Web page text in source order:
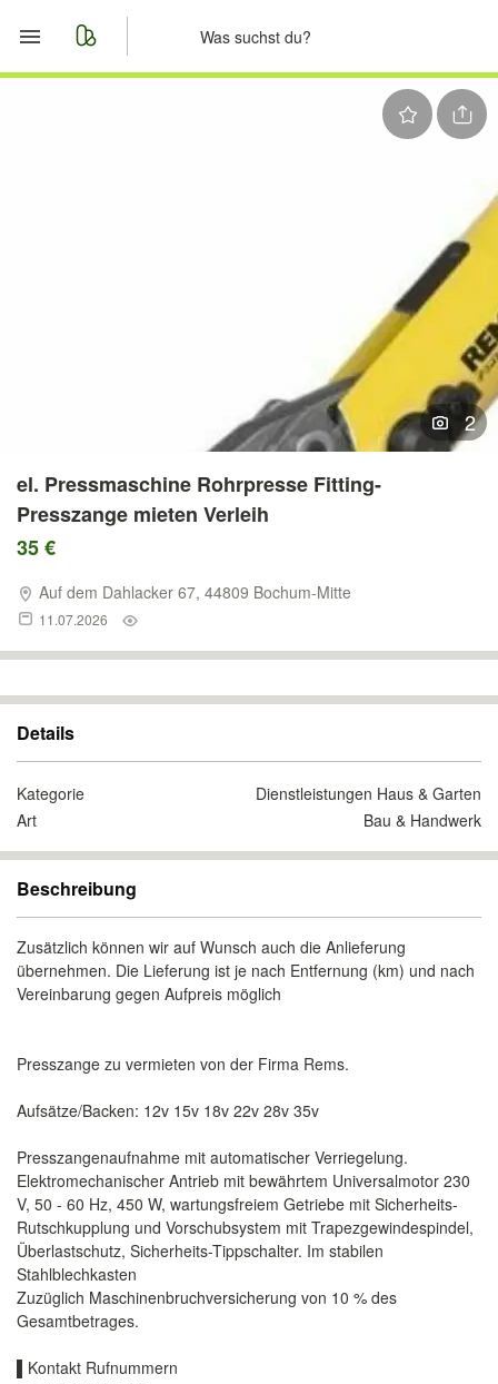
2
el. Pressmaschine Rohrpresse Fitting-
Presszange mieten Verleih
35 €
Auf dem Dahlacker 67, 44809 Bochum-Mitte
11.07.2026
Details
Kategorie
Dienstleistungen Haus & Garten
Art
Bau & Handwerk
Beschreibung
Zusätzlich können wir auf Wunsch auch die Anlieferung
übernehmen. Die Lieferung ist je nach Entfernung (km) und nach
Vereinbarung gegen Aufpreis möglich
Presszange zu vermieten von der Firma Rems.
Aufsätze/Backen: 12v 15v 18v 22v 28v 35v
Presszangenaufnahme mit automatischer Verriegelung.
Elektromechanischer Antrieb mit bewährtem Universalmotor 230
V, 50 - 60 Hz, 450 W, wartungsfreiem Getriebe mit Sicherheits-
Rutschkupplung und Vorschubsystem mit Trapezgewindespindel,
Überlastschutz, Sicherheits-Tippschalter. Im stabilen
Stahlblechkasten
Zuzüglich Maschinenbruchversicherung von 10 % des
Gesamtbetrages.
▌Kontakt Rufnummern